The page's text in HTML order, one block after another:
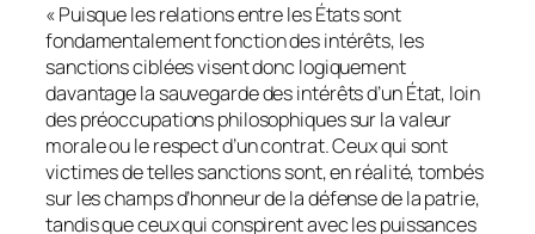
«Puisque les relations entre les États sont
fondamentalement fonction des intérêts, les
sanctions ciblées visent donc logiquement
davantage la sauvegarde des intérêts d’un État, loin
des préoccupations philosophiques sur la valeur
morale ou le respect d’un contrat. Ceux qui sont
victimes de telles sanctions sont, en réalité, tombés
sur les champs d’honneur de la défense de la patrie,
tandis que ceux qui conspirent avec les puissances